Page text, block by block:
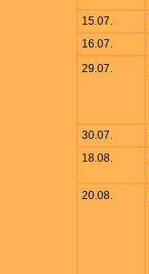
15.07.
16.07.
29.07.
30.07.
18.08.
20.08.